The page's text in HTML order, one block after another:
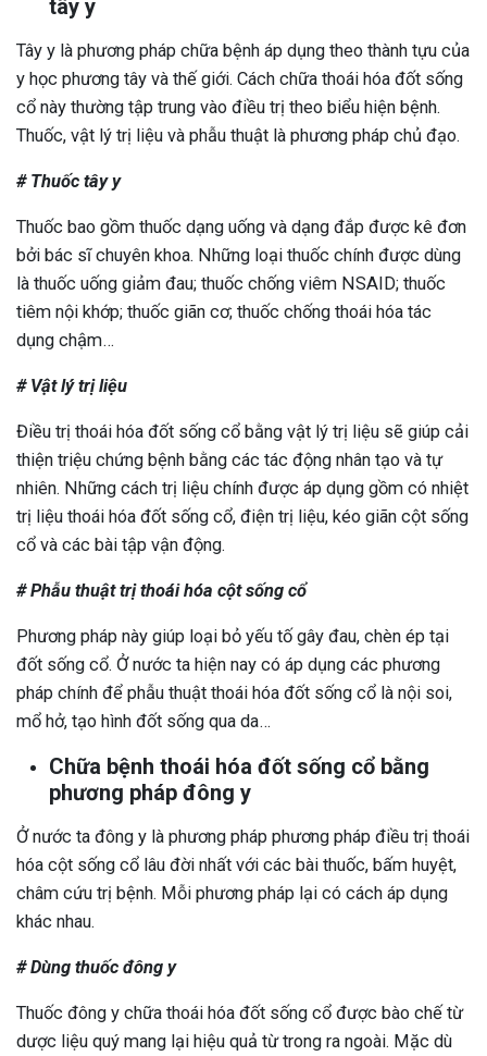
tây y
Tây y là phương pháp chữa bệnh áp dụng theo thành tựu của
y học phương tây và thế giới. Cách chữa thoái hóa đốt sống
cổ này thường tập trung vào điều trị theo biểu hiện bệnh.
Thuốc, vật lý trị liệu và phẫu thuật là phương pháp chủ đạo.
# Thuốc tây y
Thuốc bao gồm thuốc dạng uống và dạng đắp được kê đơn
bởi bác sĩ chuyên khoa. Những loại thuốc chính được dùng
là thuốc uống giảm đau; thuốc chống viêm NSAID; thuốc
tiêm nội khớp; thuốc giãn cơ; thuốc chống thoái hóa tác
dụng chậm…
# Vật lý trị liệu
Điều trị thoái hóa đốt sống cổ bằng vật lý trị liệu sẽ giúp cải
thiện triệu chứng bệnh bằng các tác động nhân tạo và tự
nhiên. Những cách trị liệu chính được áp dụng gồm có nhiệt
trị liệu thoái hóa đốt sống cổ, điện trị liệu, kéo giãn cột sống
cổ và các bài tập vận động.
# Phẫu thuật trị thoái hóa cột sống cổ
Phương pháp này giúp loại bỏ yếu tố gây đau, chèn ép tại
đốt sống cổ. Ở nước ta hiện nay có áp dụng các phương
pháp chính để phẫu thuật thoái hóa đốt sống cổ là nội soi,
mổ hở, tạo hình đốt sống qua da…
Chữa bệnh thoái hóa đốt sống cổ bằng
phương pháp đông y
Ở nước ta đông y là phương pháp phương pháp điều trị thoái
hóa cột sống cổ lâu đời nhất với các bài thuốc, bấm huyệt,
châm cứu trị bệnh. Mỗi phương pháp lại có cách áp dụng
khác nhau.
# Dùng thuốc đông y
Thuốc đông y chữa thoái hóa đốt sống cổ được bào chế từ
dược liệu quý mang lại hiệu quả từ trong ra ngoài. Mặc dù